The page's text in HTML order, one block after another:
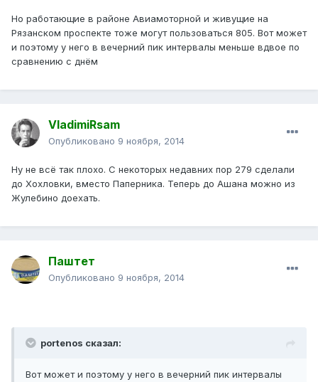
Но работающие в районе Авиамоторной и живущие на
Рязанском проспекте тоже могут пользоваться 805. Вот может
и поэтому у него в вечерний пик интервалы меньше вдвое по
сравнению с днём
VladimiRsam
Опубликовано 9 ноября, 2014
Ну не всё так плохо. С некоторых недавних пор 279 сделали
до Хохловки, вместо Паперника. Теперь до Ашана можно из
Жулебино доехать.
Паштет
Опубликовано 9 ноября, 2014
portenos сказал:
Вот может и поэтому у него в вечерний пик интервалы